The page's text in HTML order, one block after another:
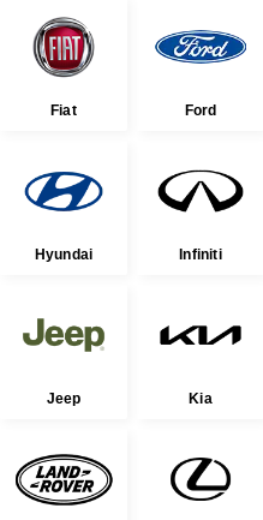
Fiat Ford
Hyundai Infiniti
Jeep Kia